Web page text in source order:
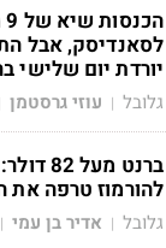
לסאנדיסק, אבל
יורדת יום שלישי
גלובל | עוזי גרסטמן
ברנט
להורמוז טרפה את
גלובל | אדיר בן עמי |